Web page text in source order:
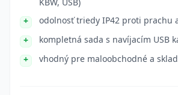
odolnosť triedy IP42 proti prachu
kompletná sada s navíjacím USB
vhodný pre maloobchodné a